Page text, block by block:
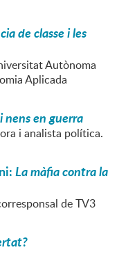
de classe i les
Autònoma
Aplicada
nens en guerra
i analista política.
La màfia contra la
de TV3